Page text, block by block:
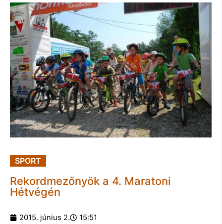
SPORT
Rekordmezőnyök a 4. Maratoni
Hétvégén
2015. június 2. 15:51